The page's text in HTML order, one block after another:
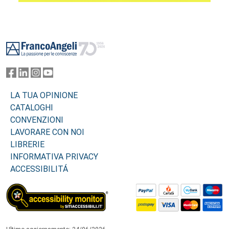
LA TUA OPINIONE
CATALOGHI
CONVENZIONI
LAVORARE CON NOI
LIBRERIE
INFORMATIVA PRIVACY
ACCESSIBILITÁ